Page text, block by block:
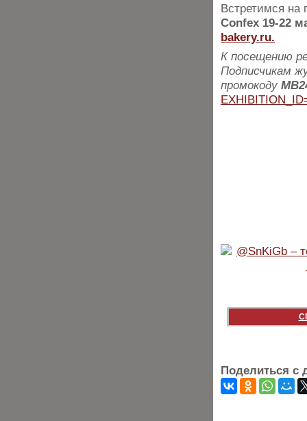
Встретимся на
Confex 19-22
bakery.ru.
К посещению
Подписчикам
промокоду
Поделиться с